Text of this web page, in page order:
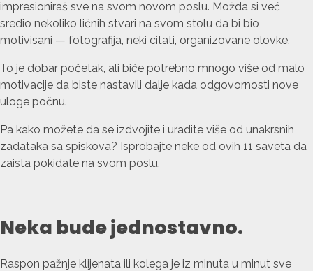
impresioniraš sve na svom novom poslu. Možda si već
sredio nekoliko ličnih stvari na svom stolu da bi bio
motivisani — fotografija, neki citati, organizovane olovke.
To je dobar početak, ali biće potrebno mnogo više od malo
motivacije da biste nastavili dalje kada odgovornosti nove
uloge počnu.
Pa kako možete da se izdvojite i uradite više od unakrsnih
zadataka sa spiskova? Isprobajte neke od ovih 11 saveta da
zaista pokidate na svom poslu.
Neka bude jednostavno.
Raspon pažnje klijenata ili kolega je iz minuta u minut sve